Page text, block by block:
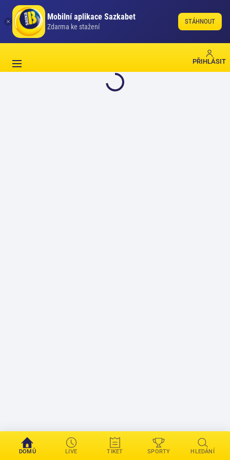
Mobilní aplikace Sazkabet
Zdarma ke stažení
STÁHNOUT
PŘIHLÁSIT
DOMŮ LIVE TIKET SPORTY HLEDÁNÍ